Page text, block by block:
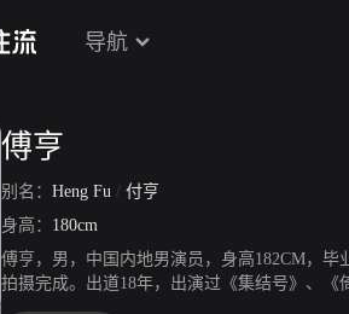
导航
傅亨
别名： Heng Fu / 付亨
身高： 180cm
傅亨，男，中国内地男演员，身高182CM，
拍摄完成。出道18年，出演过《集结号》、